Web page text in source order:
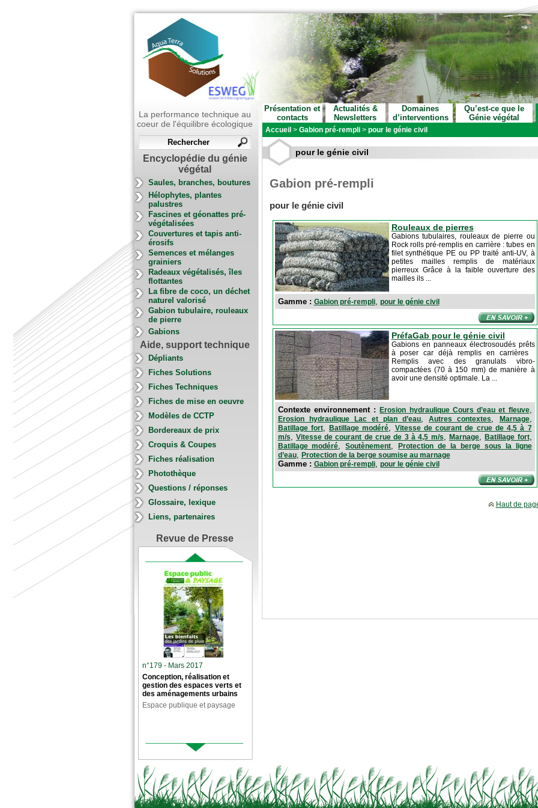
La performance technique au
coeur de l'équilibre écologique
Encyclopédie du génie
végétal
Saules, branches, boutures
Hélophytes, plantes
palustres
Fascines et géonattes pré-
végétalisées
Couvertures et tapis anti-
érosifs
Semences et mélanges
grainiers
Radeaux végétalisés, îles
flottantes
La fibre de coco, un déchet
naturel valorisé
Gabion tubulaire, rouleaux
de pierre
Gabions
Aide, support technique
Dépliants
Fiches Solutions
Fiches Techniques
Fiches de mise en oeuvre
Modèles de CCTP
Bordereaux de prix
Croquis & Coupes
Fiches réalisation
Photothèque
Questions / réponses
Glossaire, lexique
Liens, partenaires
Revue de Presse
n°179 - Mars 2017
Conception, réalisation et
gestion des espaces verts et
des aménagements urbains
Espace publique et paysage
Présentation et
contacts
Actualités &
Newsletters
Domaines
d’interventions
Qu’est-ce que le
Génie végétal
Accueil > Gabion pré-rempli > pour le génie civil
pour le génie civil
Gabion pré-rempli
pour le génie civil
Rouleaux de pierres
Gabions tubulaires, rouleaux de pierre ou
Rock rolls pré-remplis en carrière : tubes en
filet synthétique PE ou PP traité anti-UV, à
petites mailles remplis de matériaux
pierreux Grâce à la faible ouverture des
mailles ils ...
Gamme : Gabion pré-rempli, pour le génie civil
PréfaGab pour le génie civil
Gabions en panneaux électrosoudés prêts
à poser car déjà remplis en carrières
Remplis avec des granulats vibro-
compactées (70 à 150 mm) de manière à
avoir une densité optimale. La ...
Contexte environnement :Erosion hydraulique Cours d’eau et fleuve,
Erosion hydraulique Lac et plan d’eau ,Autres contextes Marnage,
Batillage fort, Batillage modéré
Vitesse de courant de crue de 4,5 à 7
m/s
Vitesse de courant de crue de 3 à 4,5 m/s Marnage,Batillage fort,
Batillage modéré ,Soutènement ,Protection de la berge sous la ligne
d’eau, Protection de la berge soumise au marnage
Gamme : Gabion pré-rempli, pour le génie civil
Haut de